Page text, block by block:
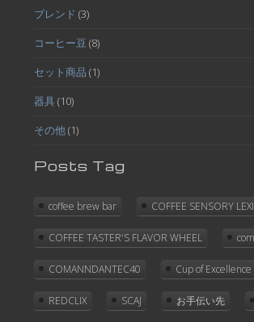
ブレンド (3)
コーヒー豆 (8)
セット商品 (1)
器具(10)
その他(1)
Posts Tag
coffee brew bar COFFEE SENSORY
COFFEE TASTER'S FLAVOR WHEEL
COMANNDANTEC40 Cup of Excellence
REDCLIX SCAJ お手伝い先